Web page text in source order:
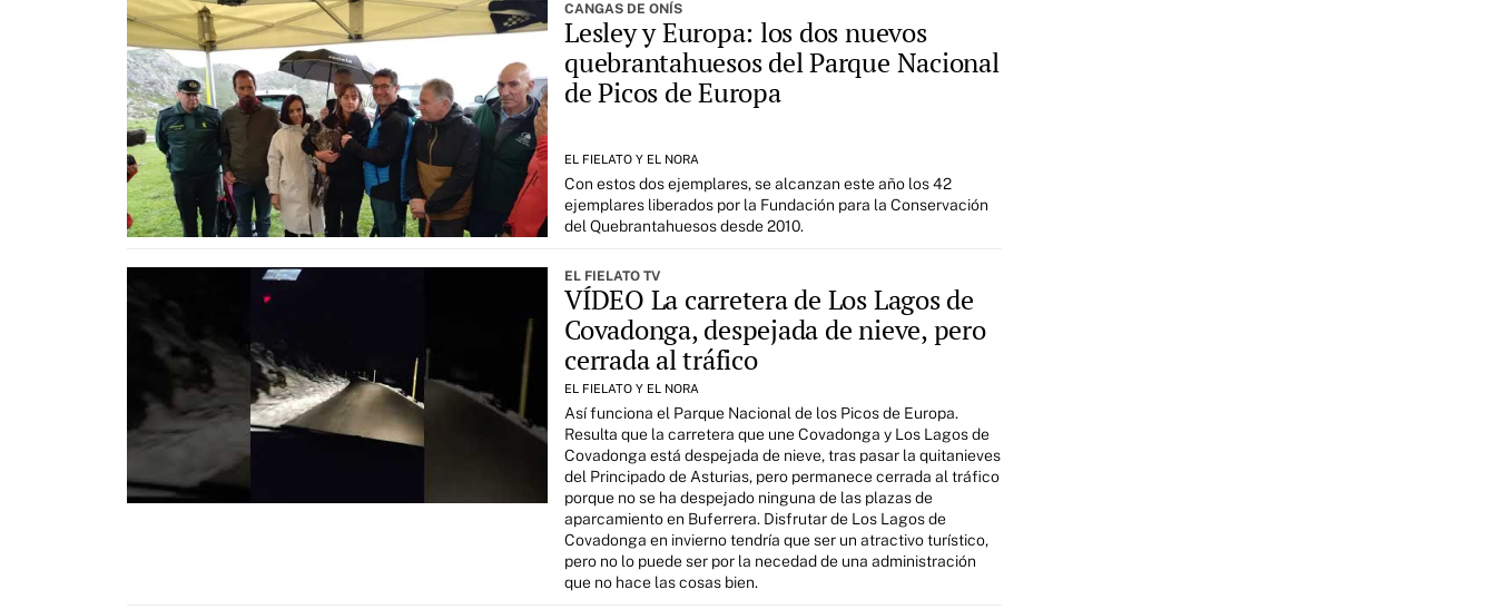
CANGAS DE ONÍS
Lesley y Europa: los dos nuevos
quebrantahuesos del Parque Nacional
de Picos de Europa
EL FIELATO Y EL NORA
Con estos dos ejemplares, se alcanzan este año los 42
ejemplares liberados por la Fundación para la Conservación
del Quebrantahuesos desde 2010.
EL FIELATO TV
VÍDEO La carretera de Los Lagos de
Covadonga, despejada de nieve, pero
cerrada al tráfico
EL FIELATO Y EL NORA
Así funciona el Parque Nacional de los Picos de Europa.
Resulta que la carretera que une Covadonga y Los Lagos de
Covadonga está despejada de nieve, tras pasar la quitanieves
del Principado de Asturias, pero permanece cerrada al tráfico
porque no se ha despejado ninguna de las plazas de
aparcamiento en Buferrera. Disfrutar de Los Lagos de
Covadonga en invierno tendría que ser un atractivo turístico,
pero no lo puede ser por la necedad de una administración
que no hace las cosas bien.